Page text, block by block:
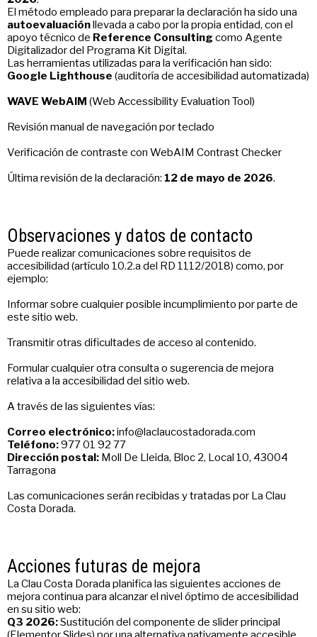
El método empleado para preparar la declaración ha sido una
autoevaluaciónllevada a cabo por la propia entidad, con el
apoyo técnico de Reference Consulting como Agente
Digitalizador del Programa Kit Digital.
Las herramientas utilizadas para la verificación han sido:
Google Lighthouse (auditoría de accesibilidad automatizada)
WAVE WebAIM (Web Accessibility Evaluation Tool)
Revisión manual de navegación por teclado
Verificación de contraste con WebAIM Contrast Checker
Última revisión de la declaración: 12 de mayo de 2026.
Observaciones y datos de contacto
Puede realizar comunicaciones sobre requisitos de
accesibilidad (artículo 10.2.a del RD 1112/2018) como, por
ejemplo:
Informar sobre cualquier posible incumplimiento por parte de
este sitio web.
Transmitir otras dificultades de acceso al contenido.
Formular cualquier otra consulta o sugerencia de mejora
relativa a la accesibilidad del sitio web.
A través de las siguientes vías:
Correo electrónico:info@laclaucostadorada.com
Teléfono:977 01 92 77
Dirección postal: Moll De Lleida, Bloc 2, Local 10, 43004
Tarragona
Las comunicaciones serán recibidas y tratadas por La Clau
Costa Dorada.
Acciones futuras de mejora
La Clau Costa Dorada planifica las siguientes acciones de
mejora continua para alcanzar el nivel óptimo de accesibilidad
en su sitio web:
Q3 2026:Sustitución del componente de slider principal